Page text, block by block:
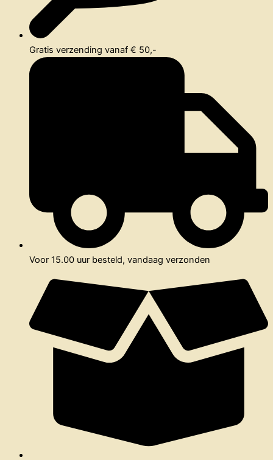
Gratis verzending vanaf € 50,-
Voor 15.00 uur besteld, vandaag verzonden